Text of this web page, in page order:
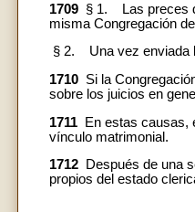
1709 § 1. Las preces
misma Congregación
§ 2. Una vez enviada
1710 Si la
sobre los juicios en
1711 En estas causas,
vínculo matrimonial.
1712 Después de una
propios del estado